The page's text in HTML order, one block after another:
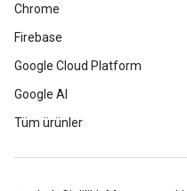
Chrome
Firebase
Google Cloud Platform
Google AI
Tüm ürünler